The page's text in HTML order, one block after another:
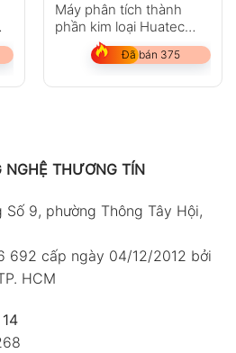
Máy phân tích thành
phần kim loại Huatec
HXRF-120E
Đã bán 375
NGHỆ THƯƠNG TÍN
9, phường Thông Tây Hội,
692 cấp ngày 04/12/2012 bởi
HCM